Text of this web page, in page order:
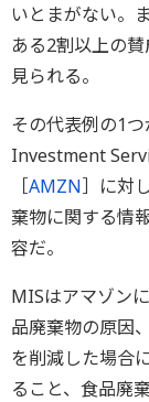
いとまがない。
ある2割以上の
見られる。
その代表例の1
Investment
［AMZN］に対
棄物に関する情
容だ。
MISはアマゾン
品廃棄物の原因
を削減した場合
ること、食品廃